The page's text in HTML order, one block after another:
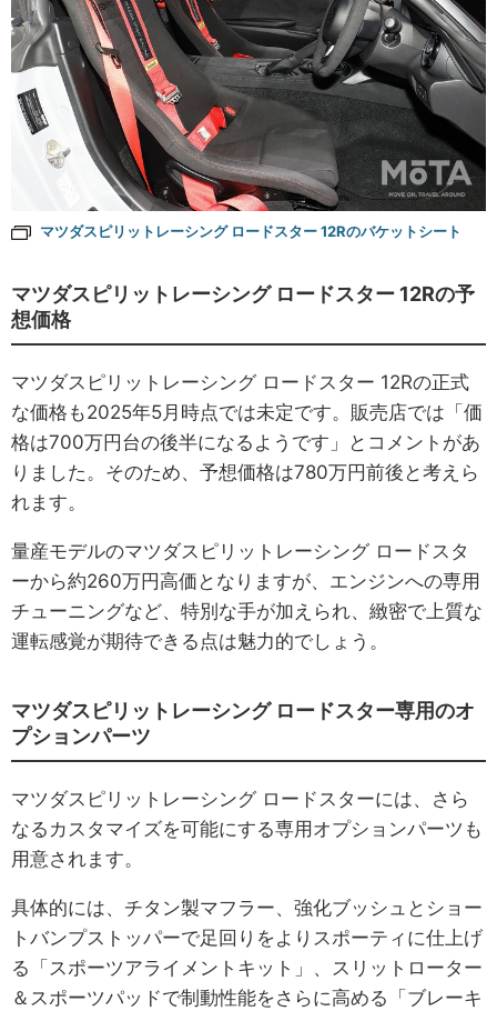
マツダスピリットレーシング ロードスター 12Rのバケットシート
マツダスピリットレーシング ロードスター 12Rの予
想価格
マツダスピリットレーシング ロードスター 12Rの正式
な価格も2025年5月時点では未定です。販売店では「価
格は700万円台の後半になるようです」とコメントがあ
りました。そのため、予想価格は780万円前後と考えら
れます。
量産モデルのマツダスピリットレーシング ロードスタ
ーから約260万円高価となりますが、エンジンへの専用
チューニングなど、特別な手が加えられ、緻密で上質な
運転感覚が期待できる点は魅力的でしょう。
マツダスピリットレーシング ロードスター専用のオ
プションパーツ
マツダスピリットレーシング ロードスターには、さら
なるカスタマイズを可能にする専用オプションパーツも
用意されます。
具体的には、チタン製マフラー、強化ブッシュとショー
トバンプストッパーで足回りをよりスポーティに仕上げ
る「スポーツアライメントキット」、スリットローター
＆スポーツパッドで制動性能をさらに高める「ブレーキ